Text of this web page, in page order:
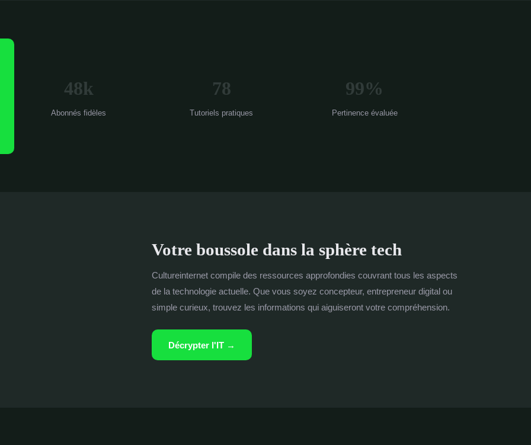
48k
Abonnés fidèles
78
Tutoriels pratiques
99%
Pertinence évaluée
Votre boussole dans la sphère tech
Cultureinternet compile des ressources approfondies couvrant tous les aspects
de la technologie actuelle. Que vous soyez concepteur, entrepreneur digital ou
simple curieux, trouvez les informations qui aiguiseront votre compréhension.
Décrypter l'IT →